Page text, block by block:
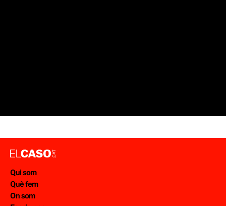
Qui som
Què fem
On som